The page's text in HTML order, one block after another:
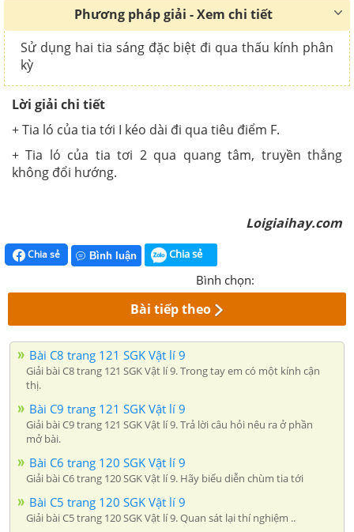
Phương pháp giải - Xem chi tiết
Sử dụng hai tia sáng đặc biệt đi qua thấu kính phân
kỳ
Lời giải chi tiết
+ Tia ló của tia tới I kéo dài đi qua tiêu điểm F.
+ Tia ló của tia tơi 2 qua quang tâm, truyền thẳng
không đổi hướng.
Loigiaihay.com
Chia sẻ Bình luận Chia sẻ
Bình chọn:
Bài tiếp theo
Bài C8 trang 121 SGK Vật lí 9
Giải bài C8 trang 121 SGK Vật lí 9. Trong tay em có một kính cận
thị.
Bài C9 trang 121 SGK Vật lí 9
Giải bài C9 trang 121 SGK Vật lí 9. Trả lời câu hỏi nêu ra ở phần
mở bài.
Bài C6 trang 120 SGK Vật lí 9
Giải bài C6 trang 120 SGK Vật lí 9. Hãy biểu diễn chùm tia tới
Bài C5 trang 120 SGK Vật lí 9
Giải bài C5 trang 120 SGK Vật lí 9. Quan sát lại thí nghiệm ..